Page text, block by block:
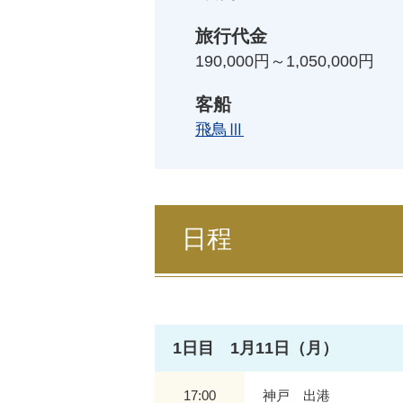
旅行代金
190,000円～1,050,000円
客船
飛鳥Ⅲ
日程
1日目 1月11日（月）
17:00 神戸 出港